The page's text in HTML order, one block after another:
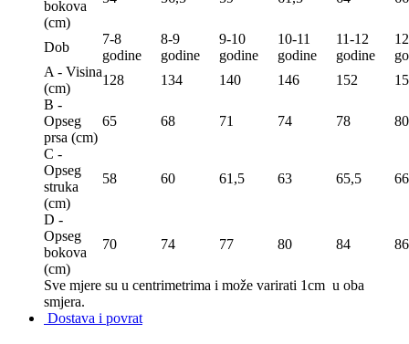
bokova
(сm)
Dob
7-8
godine
8-9
godine
9-10
godine
10-11
godine
11-12
godine
A - Visina
(сm)
128 134 140 146 152
B -
Opseg
prsa (сm)
65 68 71 74 78 80
C -
Opseg
struka
(сm)
58 60 61,5 63 65,5
D -
Opseg
bokova
(сm)
70 74 77 80 84 86
Sve mjere su u centrimetrima i može varirati 1cm u oba
smjera.
Dostava i povrat